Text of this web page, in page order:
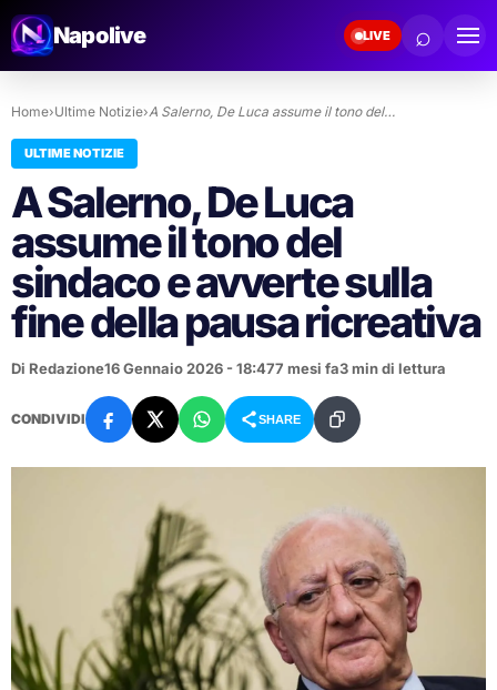
Napolive LIVE ⌕
Home›Ultime Notizie›A Salerno, De Luca assume il tono del…
ULTIME NOTIZIE
A Salerno, De Luca
assume il tono del
sindaco e avverte sulla
fine della pausa ricreativa
Di Redazione16 Gennaio 2026 - 18:477 mesi fa3 min di lettura
CONDIVIDI SHARE